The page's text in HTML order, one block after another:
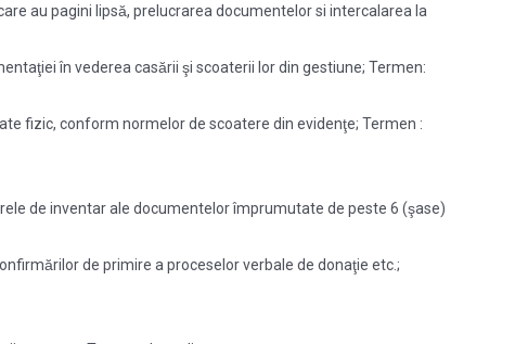
au pagini lipsă, prelucrarea documentelor si intercalarea la
în vederea casării şi scoaterii lor din gestiune; Termen:
fizic, conform normelor de scoatere din evidenţe; Termen :
de inventar ale documentelor împrumutate de peste 6 (şase)
de primire a proceselor verbale de donaţie etc.;